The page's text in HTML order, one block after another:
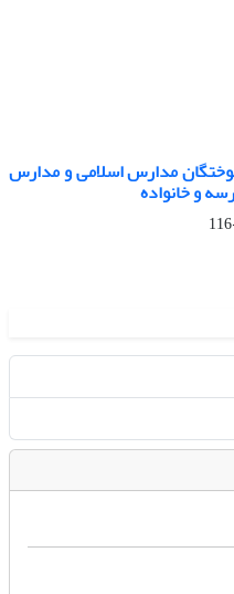
مدارس اسلامی و مدارس
و خانواده